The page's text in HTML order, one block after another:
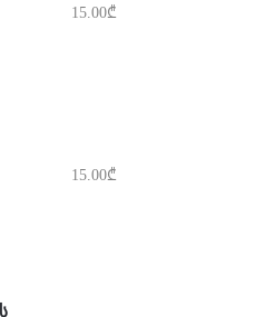
15.00₾
15.00₾